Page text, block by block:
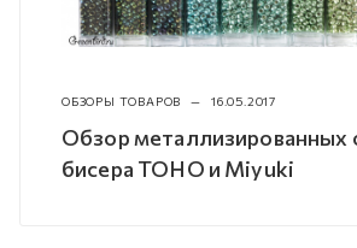
ОБЗОРЫ ТОВАРОВ — 16.05.2017
Обзор металлизированных
бисера TOHO и Miyuki